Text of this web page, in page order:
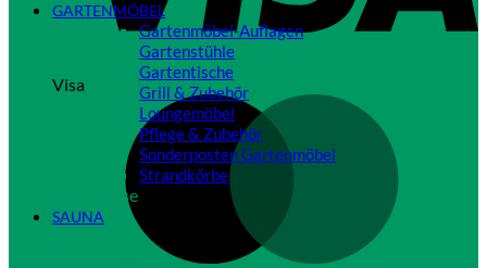
Visa
GARTENMÖBEL
Gartenmöbel-Auflagen
Gartenstühle
Gartentische
Grill & Zubehör
Loungemöbel
Pflege & Zubehör
Sonderposten Gartenmöbel
Strandkörbe
Close
SAUNA